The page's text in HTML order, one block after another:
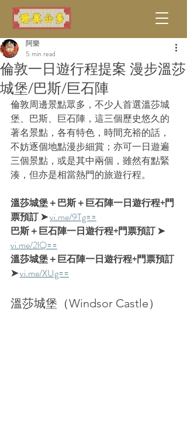
倫敦一日遊行程提案 漫步溫莎
城堡/巴斯/巨石陣
阿樂
5 min read
倫敦周邊景點眾多，不少人首選溫莎城
堡、巴斯、巨石陣，這三個歷史悠久的
著名景點，各有特色，時間充裕的話，
不妨逐個地點漫步細賞；亦可一日遊遍
三個景點，或是其中兩個，雖然有點緊
湊，但亦是相當熱門的旅遊行程。
溫莎城堡＋巴斯＋巨石陣一日遊行程+門
票預訂 ➤ vi.me/9Tg==
巴斯＋巨石陣一日遊行程+門票預訂 ➤
vi.me/2lQ==
溫莎城堡＋巨石陣一日遊行程+門票預訂
➤ vi.me/XUg==
溫莎城堡（Windsor Castle）